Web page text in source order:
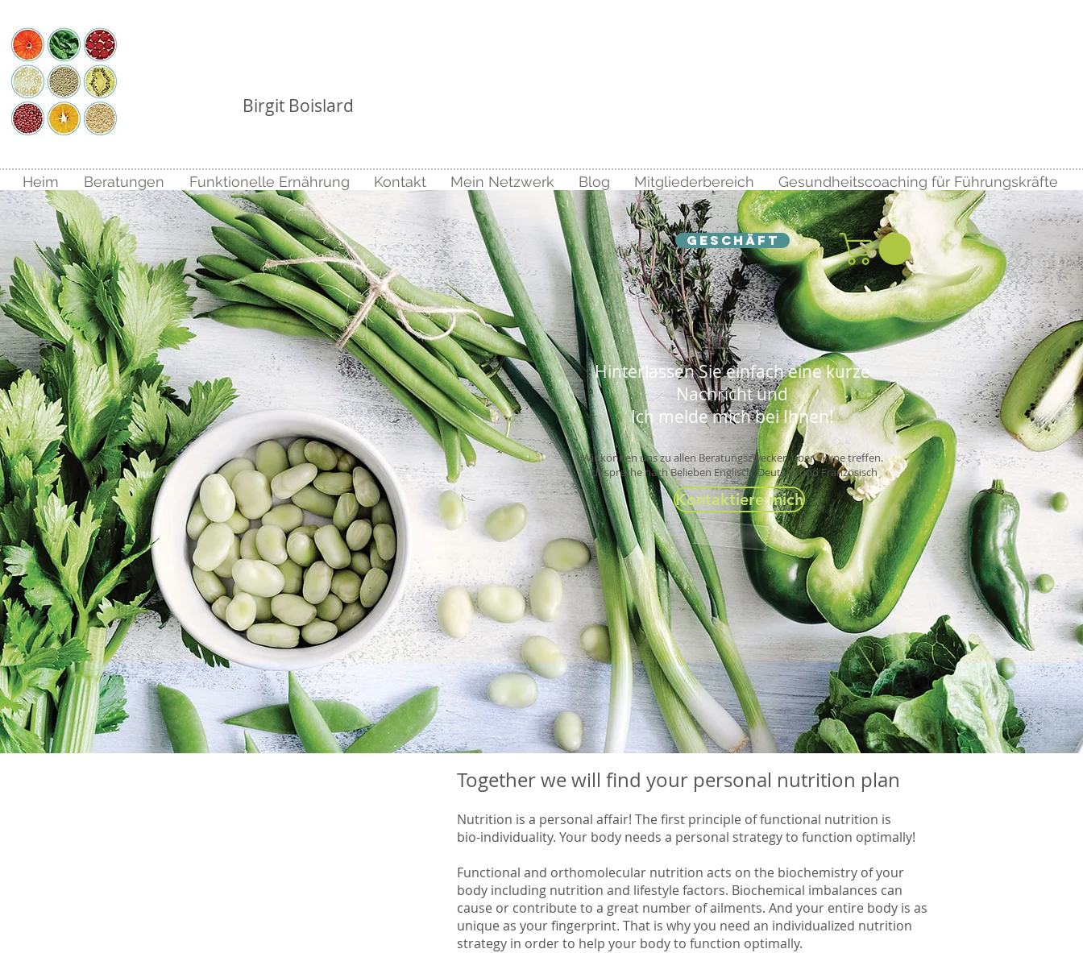
Birgit Boislard
Heim Beratungen Funktionelle Ernährung Kontakt Mein Netzwerk Blog Mitgliederbereich Gesundheitscoaching für Führungskräfte
Functional
Nutrition
Discover your best
nutritional strategy
Geschäft
Hinterlassen Sie einfach eine kurze
Nachricht und
Ich melde mich bei Ihnen!
Wir können uns zu allen Beratungszwecken über Skype treffen.
Ich spreche nach Belieben Englisch, Deutsch und Französisch
Kontaktiere mich
Together we will find your personal nutrition plan
Nutrition is a personal affair! The first principle of functional nutrition is
bio-individuality. Your body needs a personal strategy to function optimally!
Functional and orthomolecular nutrition acts on the biochemistry of your
body including nutrition and lifestyle factors. Biochemical imbalances can
cause or contribute to a great number of ailments. And your entire body is as
unique as your fingerprint. That is why you need an individualized nutrition
strategy in order to help your body to function optimally.